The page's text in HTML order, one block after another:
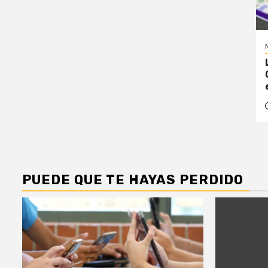
PUEDE QUE TE HAYAS PERDIDO